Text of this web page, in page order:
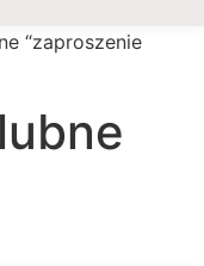
“zaproszenie